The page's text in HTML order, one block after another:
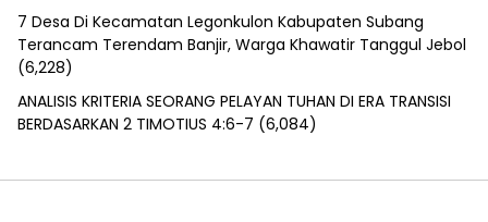
7 Desa Di Kecamatan Legonkulon Kabupaten Subang
Terancam Terendam Banjir, Warga Khawatir Tanggul Jebol
(6,228)
ANALISIS KRITERIA SEORANG PELAYAN TUHAN DI ERA TRANSISI
BERDASARKAN 2 TIMOTIUS 4:6-7 (6,084)